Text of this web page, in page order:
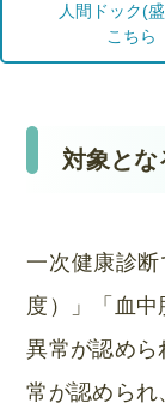
人間ドック(
こちら
対象とな
一次健康診
度）」「血
異常が認め
常が認められ